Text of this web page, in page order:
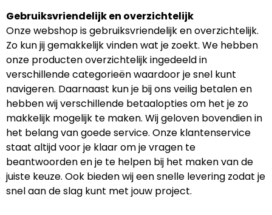
Gebruiksvriendelijk en overzichtelijk
Onze webshop is gebruiksvriendelijk en overzichtelijk.
Zo kun jij gemakkelijk vinden wat je zoekt. We hebben
onze producten overzichtelijk ingedeeld in
verschillende categorieën waardoor je snel kunt
navigeren. Daarnaast kun je bij ons veilig betalen en
hebben wij verschillende betaalopties om het je zo
makkelijk mogelijk te maken. Wij geloven bovendien in
het belang van goede service. Onze klantenservice
staat altijd voor je klaar om je vragen te
beantwoorden en je te helpen bij het maken van de
juiste keuze. Ook bieden wij een snelle levering zodat je
snel aan de slag kunt met jouw project.